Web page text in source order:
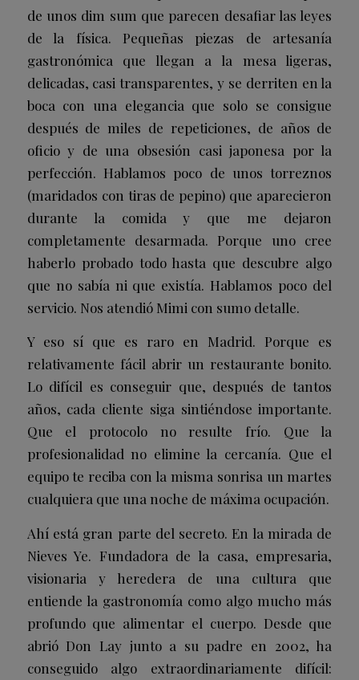
de unos dim sum que parecen desafiar las leyes
de la física. Pequeñas piezas de artesanía
gastronómica que llegan a la mesa ligeras,
delicadas, casi transparentes, y se derriten en la
boca con una elegancia que solo se consigue
después de miles de repeticiones, de años de
oficio y de una obsesión casi japonesa por la
perfección. Hablamos poco de unos torreznos
(maridados con tiras de pepino) que aparecieron
durante la comida y que me dejaron
completamente desarmada. Porque uno cree
haberlo probado todo hasta que descubre algo
que no sabía ni que existía. Hablamos poco del
servicio. Nos atendió Mimi con sumo detalle.
Y eso sí que es raro en Madrid. Porque es
relativamente fácil abrir un restaurante bonito.
Lo difícil es conseguir que, después de tantos
años, cada cliente siga sintiéndose importante.
Que el protocolo no resulte frío. Que la
profesionalidad no elimine la cercanía. Que el
equipo te reciba con la misma sonrisa un martes
cualquiera que una noche de máxima ocupación.
Ahí está gran parte del secreto. En la mirada de
Nieves Ye. Fundadora de la casa, empresaria,
visionaria y heredera de una cultura que
entiende la gastronomía como algo mucho más
profundo que alimentar el cuerpo. Desde que
abrió Don Lay junto a su padre en 2002, ha
conseguido algo extraordinariamente difícil: